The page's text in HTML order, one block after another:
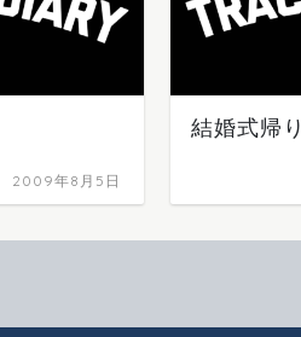
2009年8月5日
結婚式帰り